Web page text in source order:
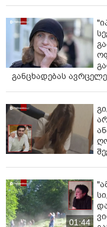
განცხადებას
01:44